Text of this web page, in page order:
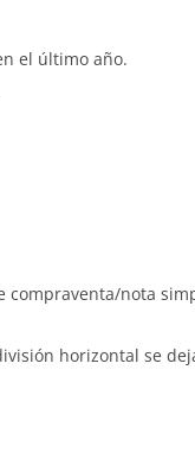
el último año.
nota
horizontal se